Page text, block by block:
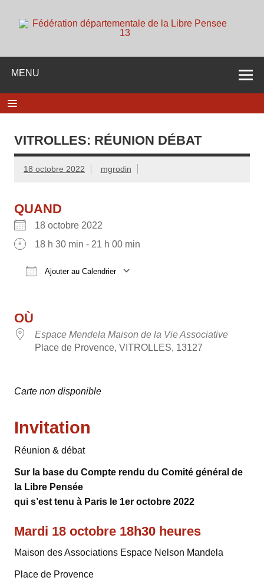
content
dieu ni maitre
MENU
VITROLLES: RÉUNION DÉBAT
18 octobre 2022 mgrodin
QUAND
18 octobre 2022
18 h 30 min - 21 h 00 min
Ajouter au Calendrier
OÙ
Espace Mendela Maison de la Vie Associative
Place de Provence, VITROLLES, 13127
Carte non disponible
Invitation
Réunion & débat
Sur la base du Compte rendu du Comité général de
la Libre Pensée
qui s’est tenu à Paris le 1er octobre 2022
Mardi 18 octobre 18h30 heures
Maison des Associations Espace Nelson Mandela
Place de Provence